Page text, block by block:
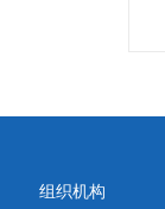
组织机构